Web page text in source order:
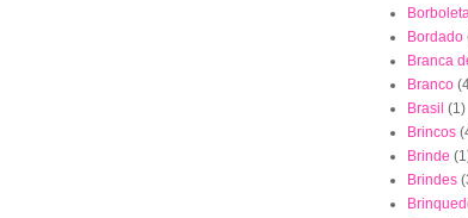
Bordado
Branca
Branco
Brasil (1)
Brincos
Brinde
Brindes